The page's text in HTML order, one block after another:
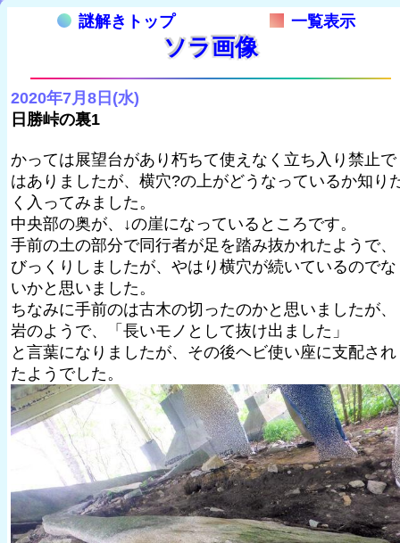
謎解きトップ 一覧表示
ソラ画像
2020年7月8日(水)
日勝峠の裏1
かっては展望台があり朽ちて使えなく立ち入り禁止で
はありましたが、横穴?の上がどうなっているか知り
く入ってみました。
中央部の奥が、↓の崖になっているところです。
手前の土の部分で同行者が足を踏み抜かれたようで、
びっくりしましたが、やはり横穴が続いているのでな
いかと思いました。
ちなみに手前のは古木の切ったのかと思いましたが、
岩のようで、「長いモノとして抜け出ました」
と言葉になりましたが、その後ヘビ使い座に支配され
たようでした。